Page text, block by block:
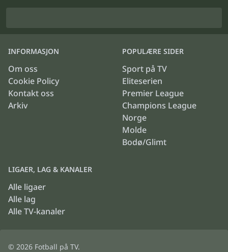
INFORMASJON
Om oss
Cookie Policy
Kontakt oss
Arkiv
POPULÆRE SIDER
Sport på TV
Eliteserien
Premier League
Champions League
Norge
Molde
Bodø/Glimt
LIGAER, LAG & KANALER
Alle ligaer
Alle lag
Alle TV-kanaler
© 2026 Fotball på TV.